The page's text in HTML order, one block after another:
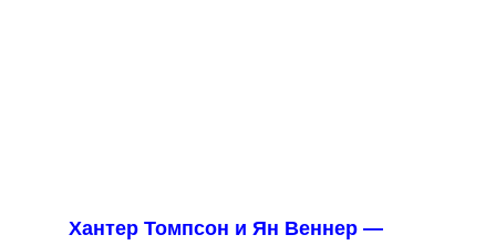
Хантер Томпсон и Ян Веннер —